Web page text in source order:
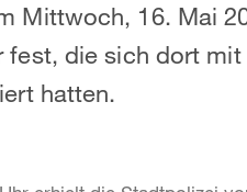
Mittwoch, 16. Mai
die sich dort
hatten.